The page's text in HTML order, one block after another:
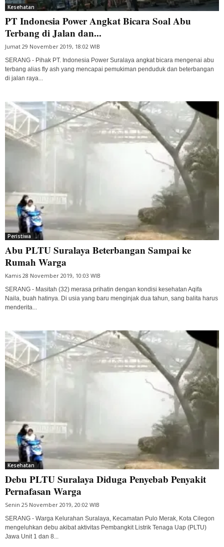
Kesehatan
PT Indonesia Power Angkat Bicara Soal Abu
Terbang di Jalan dan...
Jumat 29 November 2019, 18:02 WIB
SERANG - Pihak PT. Indonesia Power Suralaya angkat bicara mengenai abu
terbang alias fly ash yang mencapai pemukiman penduduk dan beterbangan
di jalan raya...
Peristiwa
Abu PLTU Suralaya Beterbangan Sampai ke
Rumah Warga
Kamis 28 November 2019, 10:03 WIB
SERANG - Masitah (32) merasa prihatin dengan kondisi kesehatan Aqifa
Naila, buah hatinya. Di usia yang baru menginjak dua tahun, sang balita harus
menderita...
Kesehatan
Debu PLTU Suralaya Diduga Penyebab Penyakit
Pernafasan Warga
Senin 25 November 2019, 20:02 WIB
SERANG - Warga Kelurahan Suralaya, Kecamatan Pulo Merak, Kota Cilegon
mengeluhkan debu akibat aktivitas Pembangkit Listrik Tenaga Uap (PLTU)
Jawa Unit 1 dan 8...